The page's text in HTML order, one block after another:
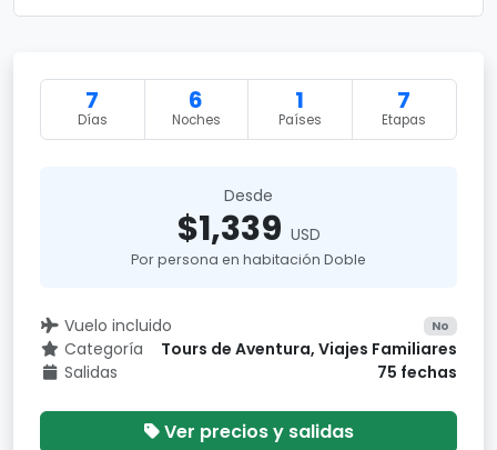
7
Días
6
Noches
1
Países
7
Etapas
Desde
$1,339 USD
Por persona en habitación Doble
Vuelo incluido No
Categoría
Tours de Aventura, Viajes Familiares
Salidas
75 fechas
Ver precios y salidas